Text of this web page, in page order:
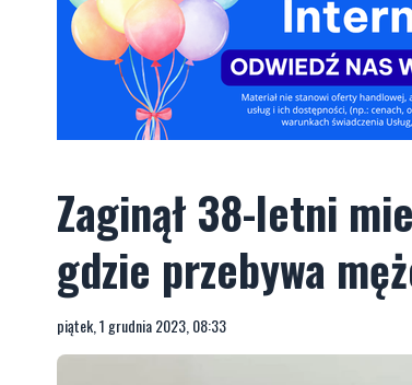
Zaginął 38-letni
gdzie przebywa
piątek, 1 grudnia 2023, 08:33